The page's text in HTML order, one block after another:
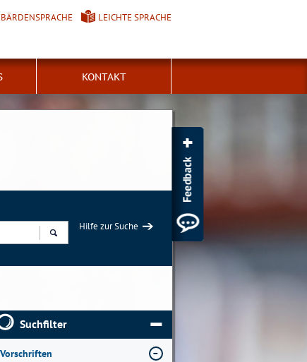
LEICHTE SPRACHE
KONTAKT
Hilfe zur Suche
Suchfilter
Vorschriften